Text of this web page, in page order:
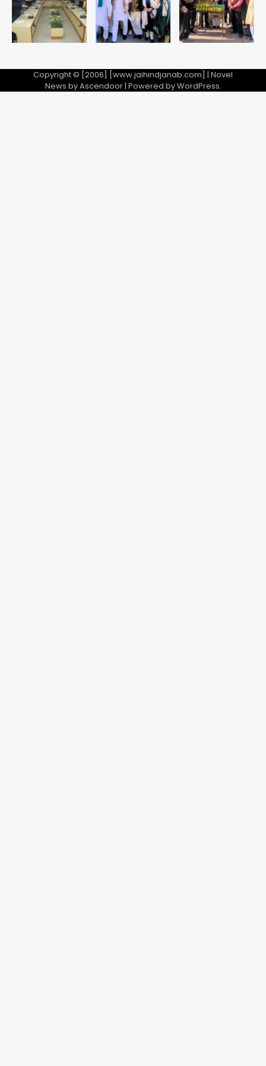
Copyright © [2006] [www.jaihindjanab.com] | Novel
News byAscendoor| Powered byWordPress.